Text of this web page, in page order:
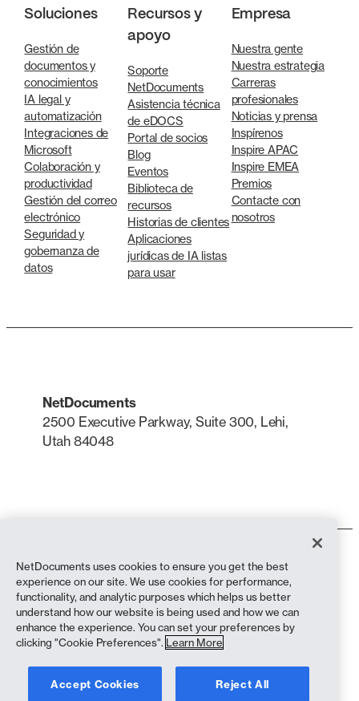
Soluciones
Gestión de
documentos y
conocimientos
IA legal y
automatización
Integraciones de
Microsoft
Colaboración y
productividad
Gestión del correo
electrónico
Seguridad y
gobernanza de
datos
Recursos y
apoyo
Soporte
NetDocuments
Asistencia técnica
de eDOCS
Portal de socios
Blog
Eventos
Biblioteca de
recursos
Historias de clientes
Aplicaciones
jurídicas de IA listas
para usar
Empresa
Nuestra gente
Nuestra estrategia
Carreras
profesionales
Noticias y prensa
Inspírenos
Inspire APAC
Inspire EMEA
Premios
Contacte con
nosotros
NetDocuments
2500 Executive Parkway, Suite 300, Lehi,
Utah 84048
Política de privacidad
Política de privacidad (residentes en California)
Declaración contra la esclavitud
Política de cookies
Cumplimiento
Copyright © 2026 NetDocuments Software, Inc. Todos los derechos
NetDocuments uses cookies to ensure you get the best
experience on our site. We use cookies for performance,
functionality, and analytic purposes which helps us better
understand how our website is being used and how we can
enhance the experience. You can set your preferences by
clicking "Cookie Preferences". Learn More
Accept Cookies Reject All